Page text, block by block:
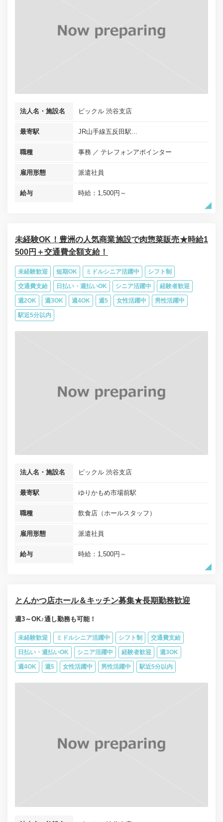
法人名・施設名 ピックル 渋谷支店
最寄駅 JR山手線五反田駅...
職種 事務 テレフォンアポインター
雇用形態 派遣社員
給与 時給：1,500円～
未経験OK！豊洲の人気商業施設で肉惣菜販売★時給1
500円＋交通費全額支給！
未経験歓迎 短期OK ミドルシニア活躍中 シフト制
交通費支給 日払い・週払いOK シニア活躍中 経験者歓迎
週2OK 週3OK 週4OK 週5 女性活躍中 男性活躍中
駅近5分以内
法人名・施設名 ピックル 渋谷支店
最寄駅 ゆりかもめ市場前駅
職種 飲食店（ホールスタッフ）
雇用形態 派遣社員
給与 時給：1,500円～
とんかつ店ホール＆キッチン募集★長期勤務歓迎
週3～OK♪通し勤務も可能！
未経験歓迎 ミドルシニア活躍中 シフト制 交通費支給
日払い・週払いOK シニア活躍中 経験者歓迎 週3OK
週4OK 週5 女性活躍中 男性活躍中 駅近5分以内